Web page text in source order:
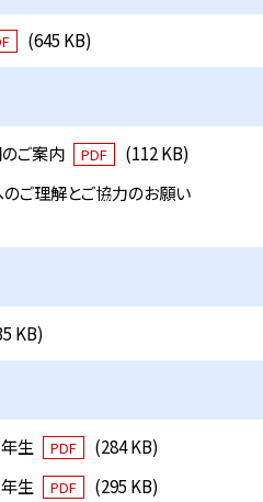
(645 KB)
ご案内 PDF
(112 KB)
ご理解とご協力のお願い
KB)
生 PDF
(284 KB)
生
PDF
(295 KB)